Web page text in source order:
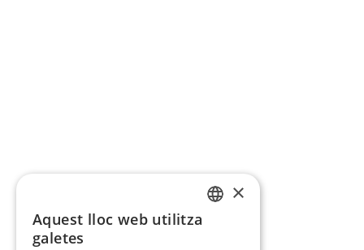
×
Aquest lloc web utilitza
galetes